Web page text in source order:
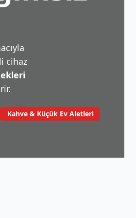
cihaz
Kahve & Küçük Ev Aletleri